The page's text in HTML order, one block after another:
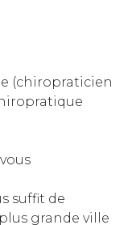
(chiropraticien
suffit de
grande ville